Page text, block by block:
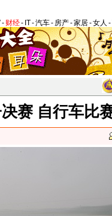
- 财经- IT-汽车- 房产-家居-女人 -
赛 自行车比